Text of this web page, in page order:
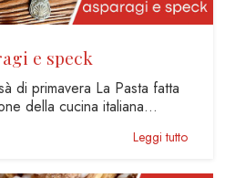
e speck
di primavera La Pasta fatta
della cucina italiana…
Leggi tutto